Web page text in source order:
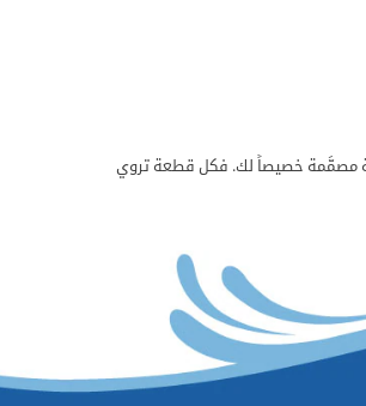
مصمَّمة خصيصاً لك. فكل قطعة تروي